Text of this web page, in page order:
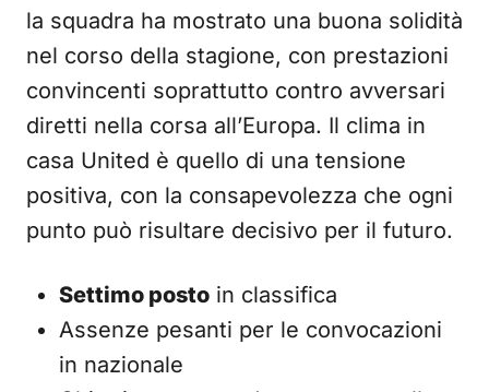
la squadra ha mostrato una buona solidità
nel corso della stagione, con prestazioni
convincenti soprattutto contro avversari
diretti nella corsa all’Europa. Il clima in
casa United è quello di una tensione
positiva, con la consapevolezza che ogni
punto può risultare decisivo per il futuro.
Settimo posto in classifica
Assenze pesanti per le convocazioni
in nazionale